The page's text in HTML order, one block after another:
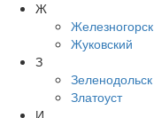
Ж
Железногорск
Жуковский
З
Зеленодольск
Златоуст